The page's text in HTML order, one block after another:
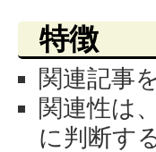
特徴
関連記事
関連性は
に判断する